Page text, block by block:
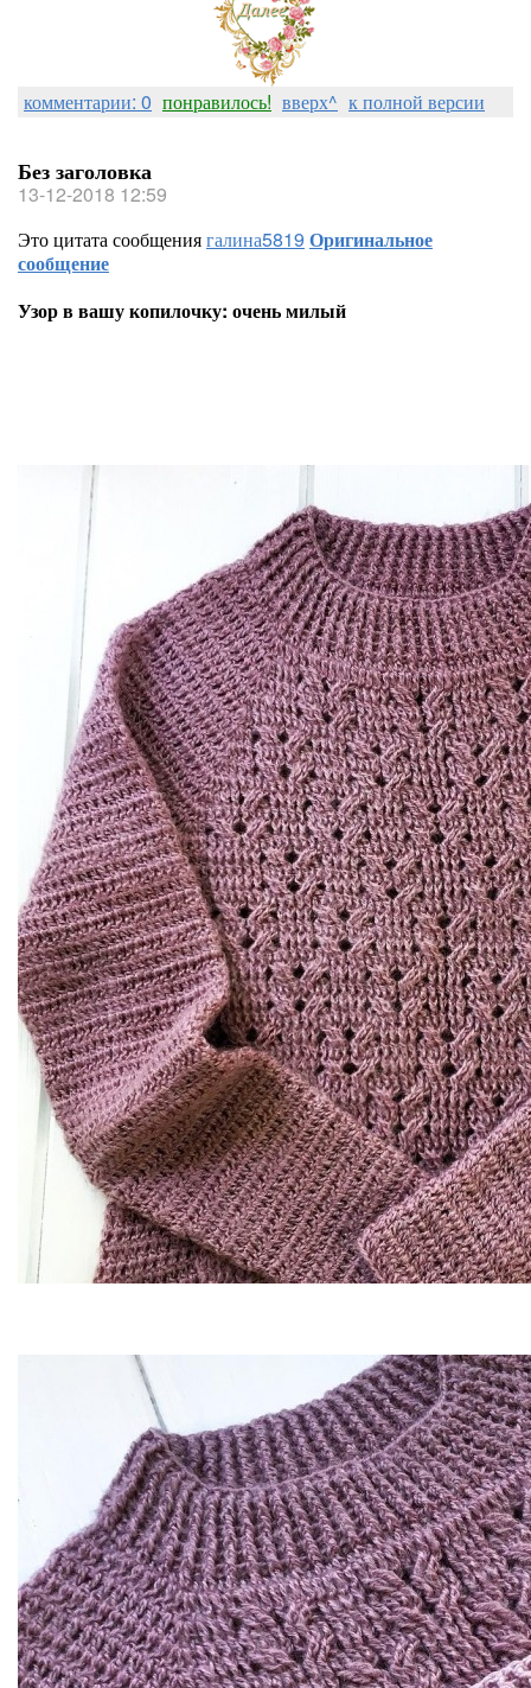
комментарии: 0 понравилось! вверх^ к полной версии
Без заголовка
13-12-2018 12:59
Это цитата сообщениягалина5819 Оригинальное
сообщение
Узор в вашу копилочку: очень милый